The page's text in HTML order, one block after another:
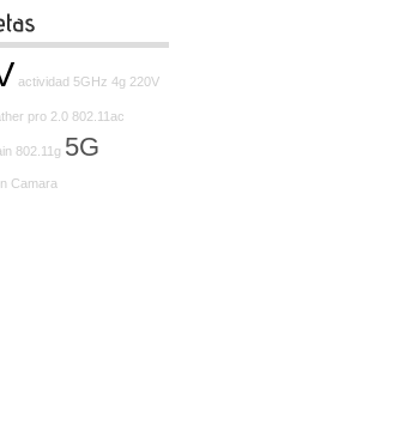
actividad 5GHz 4g 220V
pro 2.0 802.11ac
802.11g 5G
Camara